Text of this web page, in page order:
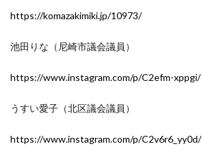
https://komazakimiki.jp/10973/
池田りな（尼崎市議会議員）
https://www.instagram.com/p/C2efm-xppgi/
うすい愛子（北区議会議員）
https://www.instagram.com/p/C2v6r6_yy0d/